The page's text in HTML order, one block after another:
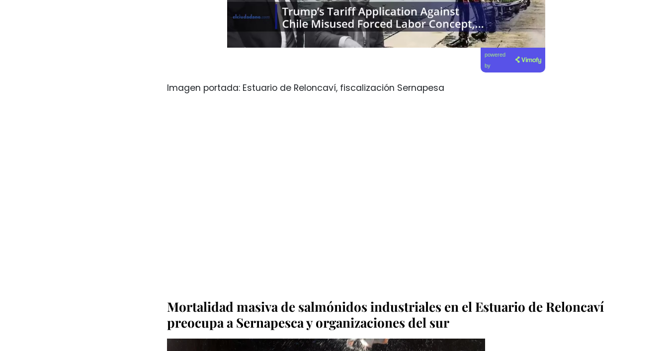
powered
by
Imagen portada: Estuario de Reloncaví, fiscalización Sernapesa
Mortalidad masiva de salmónidos industriales en el Estuario de Reloncaví
preocupa a Sernapesca y organizaciones del sur